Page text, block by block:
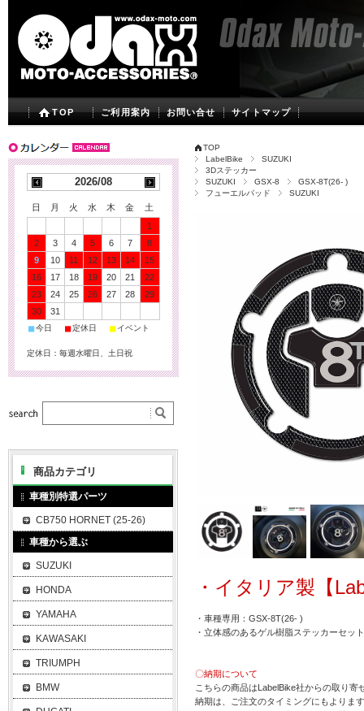
TOP ご利用案内 お問い合せ サイトマップ
TOP
LabelBike
SUZUKI
3Dステッカー
SUZUKI
GSX-8
GSX-8T(26- )
フューエルパッド
SUZUKI
・イタリア製【
・車種専用：GSX-8T(26- )
・立体感のあるゲル樹脂ステッカーセット
〇納期について
こちらの商品はLabelBike社からの取り寄
納期は、ご注文のタイミングにもよりま
2026/08
日 月 火 水 木 金
土
1
2
3 4 5 6 7
8
9
10 11 12 13 14
15
16
17 18 19 20 21
22
23
24 25 26 27 28
29
30
31
■今日 ■定休日 ■ イベント
定休日：毎週水曜日、土日祝
商品カテゴリ
車種別特選パーツ
CB750 HORNET (25-26)
車種から選ぶ
SUZUKI
HONDA
YAMAHA
KAWASAKI
TRIUMPH
BMW